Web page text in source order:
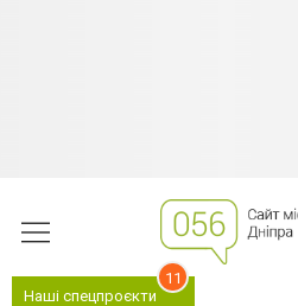
Наші спецпроєкти
11